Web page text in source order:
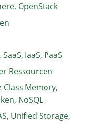
OpenStack
IaaS, PaaS
Ressourcen
Class Memory,
NoSQL
Unified Storage,